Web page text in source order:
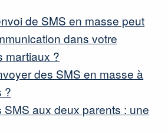
de SMS en masse peut
dans votre
martiaux ?
des SMS en masse à
?
SMS aux deux parents : une